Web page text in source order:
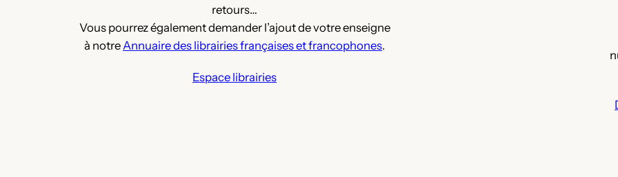
retours…
Vous pourrez également demander l’ajout de votre enseigne
à notreAnnuaire des librairies françaises et francophones.
Espace librairies